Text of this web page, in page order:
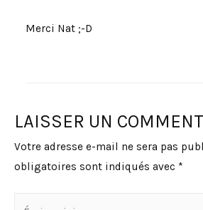
Merci Nat ;-D
LAISSER UN
Votre adresse e-mail ne sera pas
obligatoires sont indiqués avec *
Écrivez